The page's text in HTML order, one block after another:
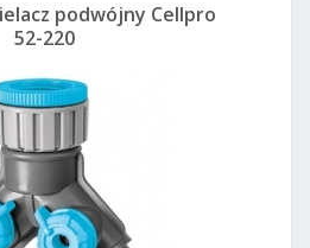
podwójny Cellpro
52-220